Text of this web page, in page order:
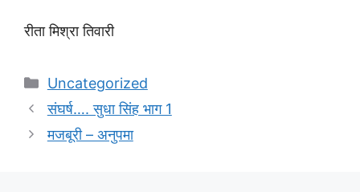
रीता मिश्रा तिवारी
Categories
Uncategorized
संघर्ष…. सुधा सिंह भाग 1
मजबूरी – अनुपमा